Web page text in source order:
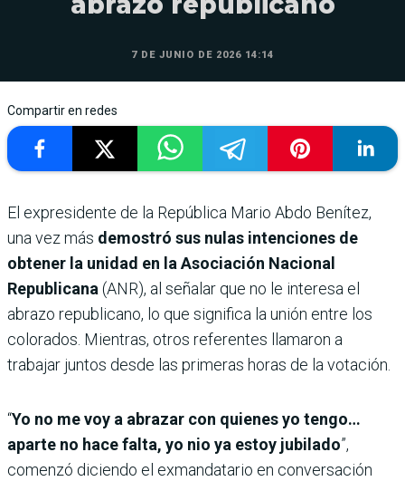
7 DE JUNIO DE 2026 14:14
Compartir en redes
El expresidente de la República Mario Abdo Benítez,
una vez más demostró sus nulas intenciones de
obtener la unidad en la Asociación Nacional
Republicana(ANR), al señalar que no le interesa el
abrazo republicano, lo que significa la unión entre los
colorados. Mientras, otros referentes llamaron a
trabajar juntos desde las primeras horas de la votación.
“Yo no me voy a abrazar con quienes yo tengo…
aparte no hace falta, yo nio ya estoy jubilado”,
comenzó diciendo el exmandatario en conversación